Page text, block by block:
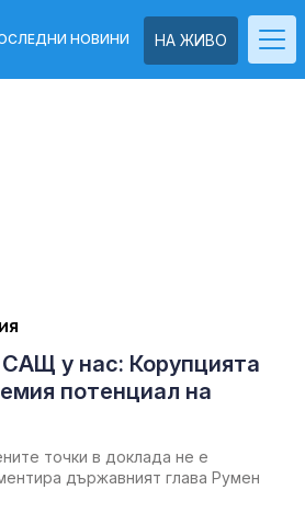
НА ЖИВО
НОВИНИ
у нас: Корупцията
потенциал на
точки в доклада не е
държавният глава Румен